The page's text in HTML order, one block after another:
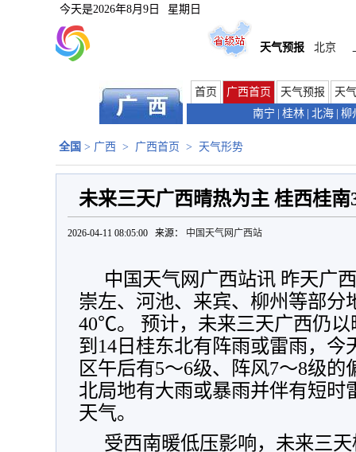
今天是2026年8月9日 星期日
天气预报 北京
首页 广西首页 天气预报
天
南宁
桂林 北海 柳
全国 > 广西 > 广西首页 > 天气形势
未来三天广西晴热为主 桂西桂
2026-04-11 08:05:00 来源： 中国天气网广西站
中国天气网广西站讯 昨天广
崇左、河池、来宾、柳州等部分
40℃。 预计，未来三天广西仍
到14日桂东北有阵雨或雷雨，今
区午后有5～6级、阵风7～8级
北局地有大雨或暴雨并伴有短时
天气。
受西南暖低压影响，未来三